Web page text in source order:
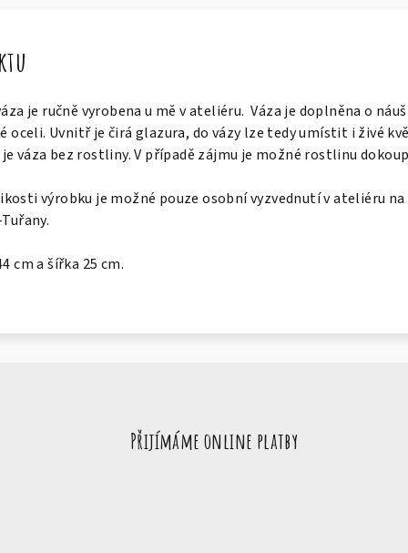
je ručně vyrobena u mě v ateliéru. Váza je doplněna o
oceli. Uvnitř je čirá glazura, do vázy lze tedy umístit i živé
váza bez rostliny. V případě zájmu je možné rostlinu
výrobku je možné pouze osobní vyzvednutí v ateliéru na
cm a šířka 25 cm.
Přijímáme online platby